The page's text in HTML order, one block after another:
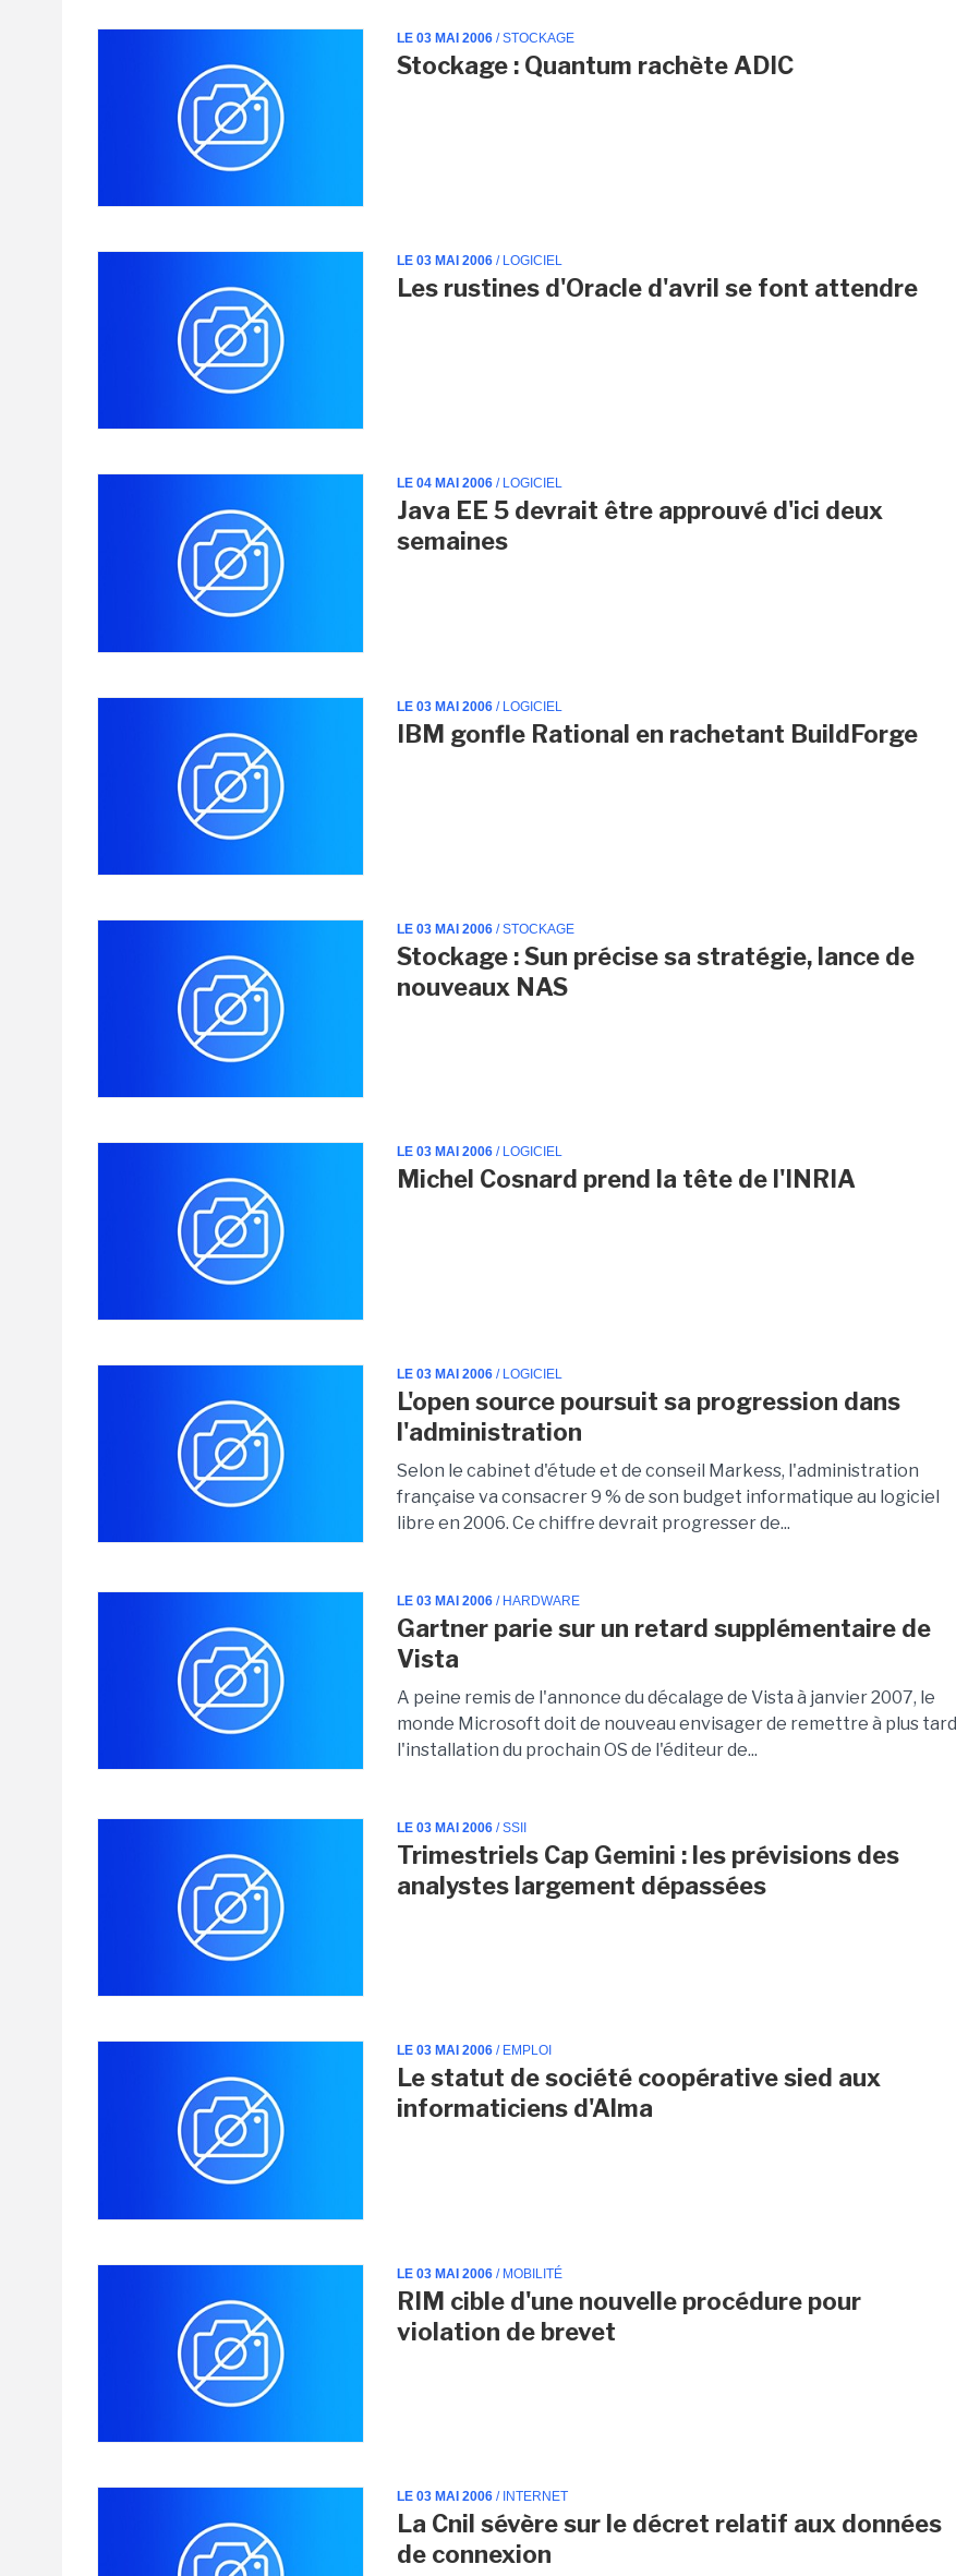
LE 03 MAI 2006 / STOCKAGE
Stockage : Quantum rachète ADIC
LE 03 MAI 2006 / LOGICIEL
Les rustines d'Oracle d'avril se font attendre
LE 04 MAI 2006 / LOGICIEL
Java EE 5 devrait être approuvé d'ici deux
semaines
LE 03 MAI 2006 / LOGICIEL
IBM gonfle Rational en rachetant BuildForge
LE 03 MAI 2006 / STOCKAGE
Stockage : Sun précise sa stratégie, lance de
nouveaux NAS
LE 03 MAI 2006 / LOGICIEL
Michel Cosnard prend la tête de l'INRIA
LE 03 MAI 2006 / LOGICIEL
L'open source poursuit sa progression dans
l'administration
Selon le cabinet d'étude et de conseil Markess, l'administration
française va consacrer 9 % de son budget informatique au logiciel
libre en 2006. Ce chiffre devrait progresser de...
LE 03 MAI 2006 / HARDWARE
Gartner parie sur un retard supplémentaire de
Vista
A peine remis de l'annonce du décalage de Vista à janvier 2007, le
monde Microsoft doit de nouveau envisager de remettre à plus tard
l'installation du prochain OS de l'éditeur de...
LE 03 MAI 2006 / SSII
Trimestriels Cap Gemini : les prévisions des
analystes largement dépassées
LE 03 MAI 2006 / EMPLOI
Le statut de société coopérative sied aux
informaticiens d'Alma
LE 03 MAI 2006 / MOBILITÉ
RIM cible d'une nouvelle procédure pour
violation de brevet
LE 03 MAI 2006 / INTERNET
La Cnil sévère sur le décret relatif aux données
de connexion